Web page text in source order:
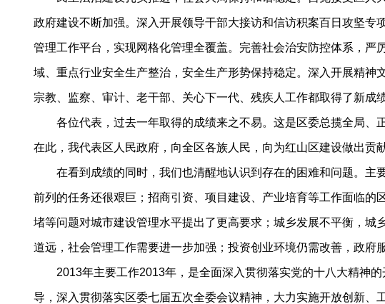
政府建设不断加强。深入开展领导干部大接访和信访积案百日攻坚
管理工作平台，实现网格化管理全覆盖。完善社会治安防控体系，
域、重点行业安全生产整治，安全生产形势保持稳定。深入开展精
宗教、监察、审计、老干部、关心下一代、残疾人工作都取得了新成绩
各位代表，过去一年取得的成绩来之不易。这是区委总揽全局、
在此，我代表区人民政府，向全区各族人民，向为红山区建设做出贡
在看到成绩的同时，我们也清醒地认识到存在的困难和问题。主
前列的任务还很艰巨；招商引资、项目建设、产业培育等工作面临
堵等问题对城市建设管理水平提出了更高要求；城乡发展不平衡，
道远，社会管理工作需要进一步加强；投资创业环境仍需改善，政府
2013年主要工作2013年，是全面深入贯彻落实党的十八大精神的
导，深入贯彻落实区委七届五次全委会议精神，大力实施开放创新、